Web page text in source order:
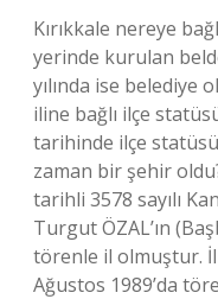
Kırıkkale nereye
yerinde kurulan
yılında ise belediye
iline bağlı ilçe
tarihinde ilçe
zaman bir şehir
tarihli 3578 sayılı
Turgut ÖZAL’ın
törenle il olmuştur.
Ağustos 1989’da